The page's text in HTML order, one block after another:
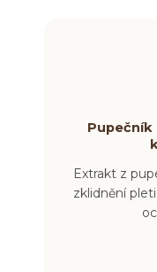
Pupečník
Extrakt z
zklidnění